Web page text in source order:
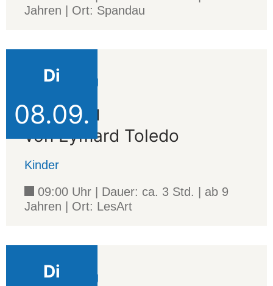
Jahren | Ort: Spandau
Di
08.09.
Veranstaltung
Kayabu
von Eymard Toledo
Kinder
09:00 Uhr | Dauer: ca. 3 Std. | ab 9
Jahren | Ort: LesArt
Di
Veranstaltung